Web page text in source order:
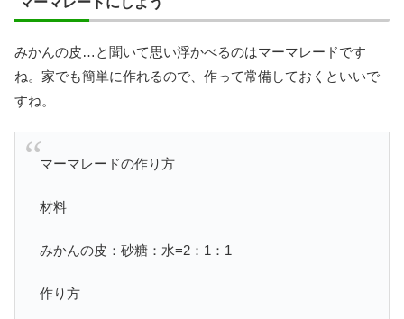
みかんの皮…と聞いて思い浮かべるのはマーマレードです
ね。家でも簡単に作れるので、作って常備しておくといいで
すね。
マーマレードの作り方
材料
みかんの皮：砂糖：水=2：1：1
作り方